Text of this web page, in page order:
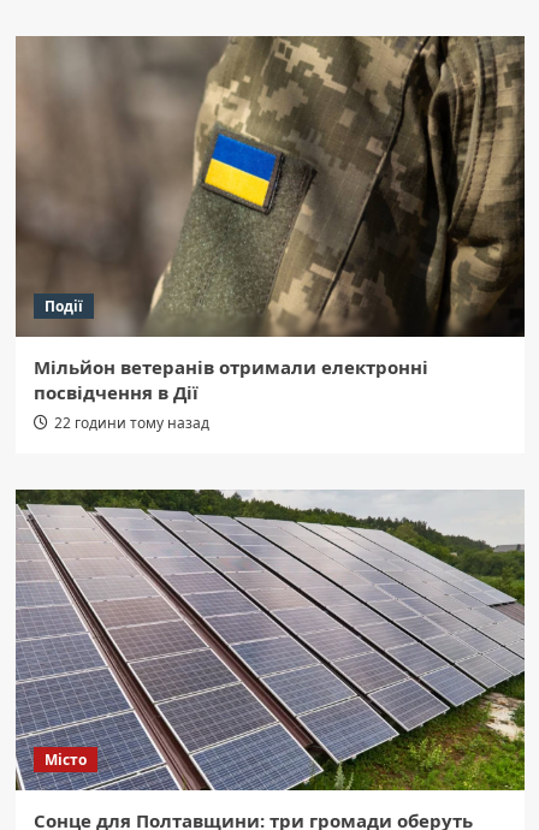
Події
Мільйон ветеранів отримали електронні
посвідчення в Дії
22 години тому назад
Місто
Сонце для Полтавщини: три громади оберуть